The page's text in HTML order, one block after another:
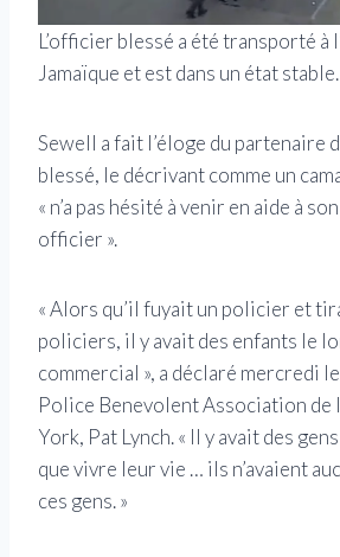
L’officier blessé a été transporté à
Jamaïque et est dans un état stable.
Sewell a fait l’éloge du partenaire
blessé, le décrivant comme un
« n’a pas hésité à venir en aide à
officier ».
« Alors qu’il fuyait un policier et
policiers, il y avait des enfants le
commercial », a déclaré mercredi
Police Benevolent Association de
York, Pat Lynch. « Il y avait des
que vivre leur vie … ils n’avaient
ces gens. »